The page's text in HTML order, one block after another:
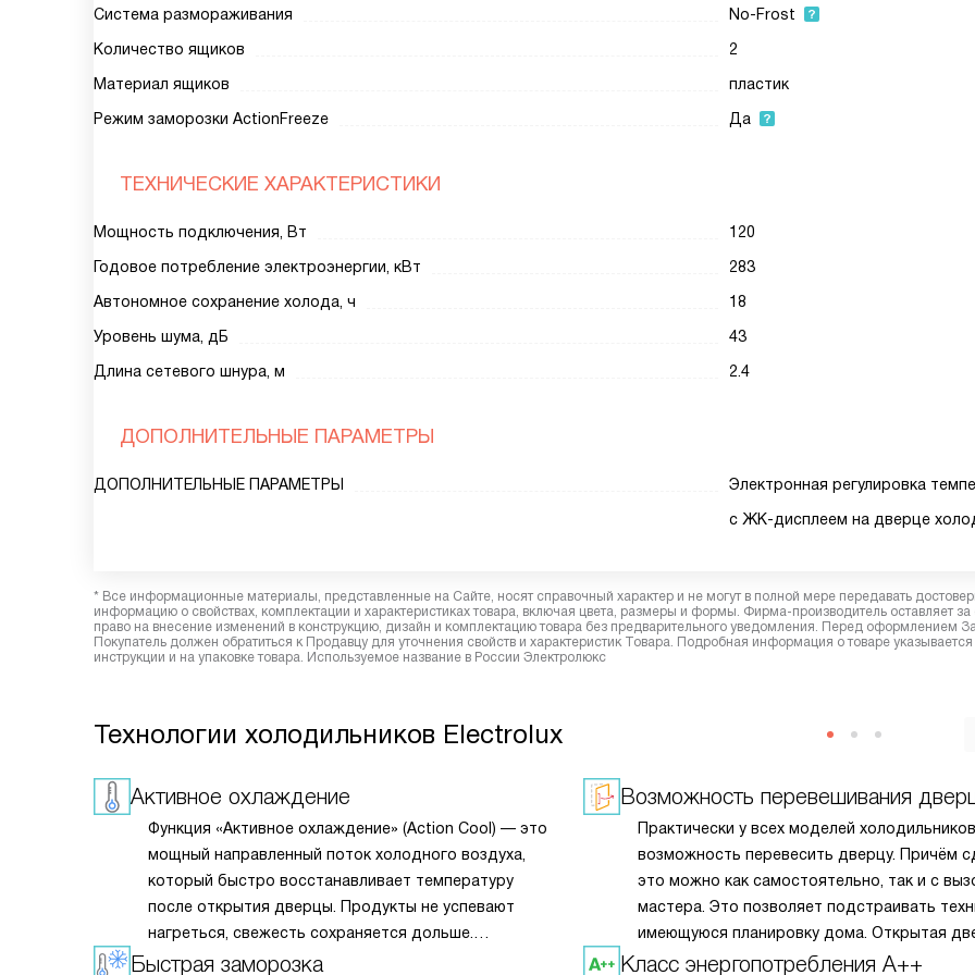
Система размораживания
No-Frost
Количество ящиков
2
Материал ящиков
пластик
Режим заморозки ActionFreeze
Да
ТЕХНИЧЕСКИЕ ХАРАКТЕРИСТИКИ
Мощность подключения, Вт
120
Годовое потребление электроэнергии, кВт
283
Автономное сохранение холода, ч
18
Уровень шума, дБ
43
Длина сетевого шнура, м
2.4
ДОПОЛНИТЕЛЬНЫЕ ПАРАМЕТРЫ
ДОПОЛНИТЕЛЬНЫЕ ПАРАМЕТРЫ
Электронная регулировка
с ЖК-дисплеем на дверце
* Все информационные материалы, представленные на Сайте, носят справочный характер и не могут в полной мере передавать
информацию о свойствах, комплектации и характеристиках товара, включая цвета, размеры и формы. Фирма-производитель оставляет за
право на внесение изменений в конструкцию, дизайн и комплектацию товара без предварительного уведомления. Перед оформлением
Покупатель должен обратиться к Продавцу для уточнения свойств и характеристик Товара. Подробная информация о товаре указывается
инструкции и на упаковке товара. Используемое название в России Электролюкс
Технологии холодильников Electrolux
Активное охлаждение
Функция «Активное охлаждение» (Action Cool) — это
мощный направленный поток холодного воздуха,
который быстро восстанавливает температуру
после открытия дверцы. Продукты не успевают
нагреться, свежесть сохраняется дольше.
Особенно полезно при частом использовании
Быстрая заморозка
Возможность перевешивания
Практически у всех моделей
возможность перевесить дверцу. Причём
это можно как самостоятельно, так и с
мастера. Это позволяет подстраивать
имеющуюся планировку дома. Открытая
больше не будет закрывать доступ к нужным
Класс энергопотребления A++